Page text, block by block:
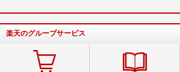
楽天のグループサービス